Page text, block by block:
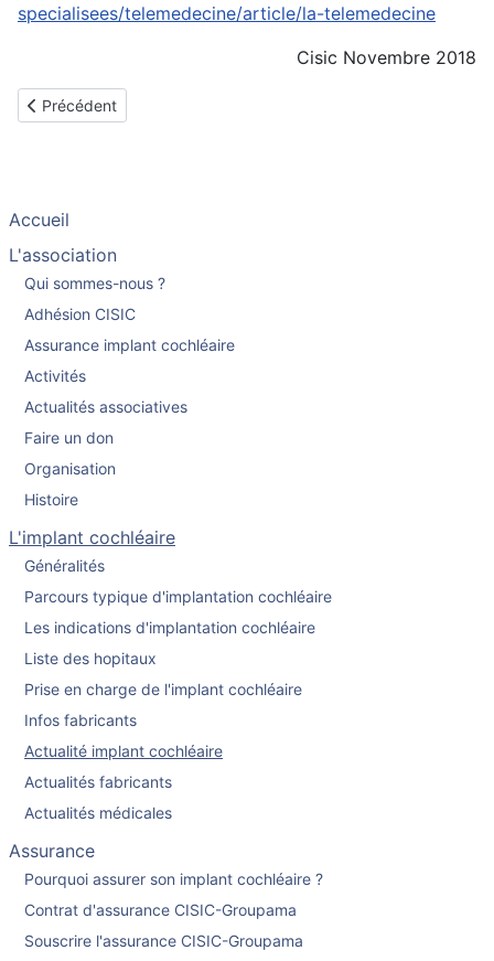
specialisees/telemedecine/article/la-telemedecine
Cisic Novembre 2018
Article précédent : L’implantation cochléaire bilatérale
Précédent
Accueil
L'association
Qui sommes-nous ?
Adhésion CISIC
Assurance implant cochléaire
Activités
Actualités associatives
Faire un don
Organisation
Histoire
L'implant cochléaire
Généralités
Parcours typique d'implantation cochléaire
Les indications d'implantation cochléaire
Liste des hopitaux
Prise en charge de l'implant cochléaire
Infos fabricants
Actualité implant cochléaire
Actualités fabricants
Actualités médicales
Assurance
Pourquoi assurer son implant cochléaire ?
Contrat d'assurance CISIC-Groupama
Souscrire l'assurance CISIC-Groupama